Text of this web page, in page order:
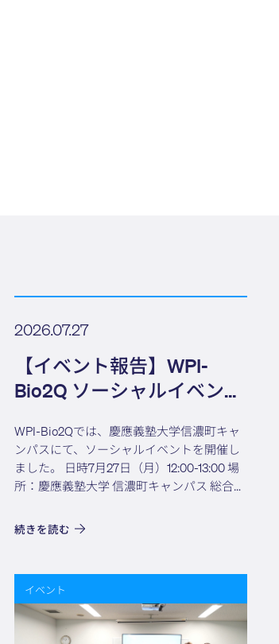
イベント
2026.07.27
【イベント報告】WPI-
Bio2Q ソーシャルイベント
Elevator Pitch
WPI-Bio2Qでは、慶應義塾大学信濃町キャ
ンパスにて、ソーシャルイベントを開催し
ました。 日時7月27日（月）12:00-13:00 場
所：慶應義塾大学 信濃町キャンパス 総合医
ーとその知り合いたちが、研究内容を紹...
続きを読む